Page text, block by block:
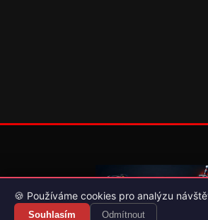
🍪 Používáme cookies pro analýzu
Souhlasím Odmítnout